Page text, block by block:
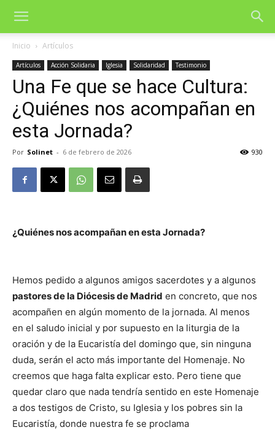
Inicio Artículos
Artículos Acción Solidaria Iglesia Solidaridad Testimonio
Una Fe que se hace Cultura:
¿Quiénes nos acompañan en
esta Jornada?
Por Solinet - 6 de febrero de 2026 930
¿Quiénes nos acompañan en esta Jornada?
Hemos pedido a algunos amigos sacerdotes y a algunos
pastores de la Diócesis de Madrid en concreto, que nos
acompañen en algún momento de la jornada. Al menos
en el saludo inicial y por supuesto en la liturgia de la
oración y de la Eucaristía del domingo que, sin ninguna
duda, serán el acto más importante del Homenaje. No
creemos que haga falta explicar esto. Pero tiene que
quedar claro que nada tendría sentido en este Homenaje
a dos testigos de Cristo, su Iglesia y los pobres sin la
Eucaristía, donde nuestra fe se proclama